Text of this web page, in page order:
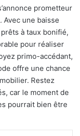
prometteur
Avec une baisse
à taux bonifié,
pour réaliser
primo-accédant,
offre une chance
Restez
car le moment de
pourrait bien être